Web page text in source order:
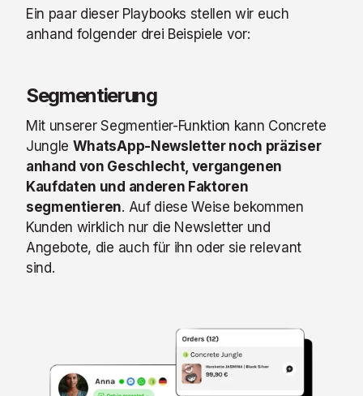
Ein paar dieser Playbooks stellen wir euch
anhand folgender drei Beispiele vor:
Segmentierung
Mit unserer Segmentier-Funktion kann Concrete
Jungle WhatsApp-Newsletter noch präziser
anhand von Geschlecht, vergangenen
Kaufdaten und anderen Faktoren
segmentieren. Auf diese Weise bekommen
Kunden wirklich nur die Newsletter und
Angebote, die auch für ihn oder sie relevant
sind.